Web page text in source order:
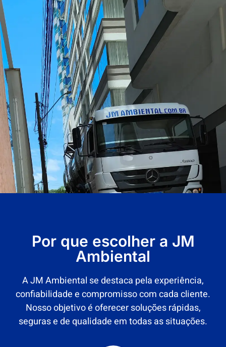
Por que escolher a JM
Ambiental
A JM Ambiental se destaca pela experiência,
confiabilidade e compromisso com cada cliente.
Nosso objetivo é oferecer soluções rápidas,
seguras e de qualidade em todas as situações.